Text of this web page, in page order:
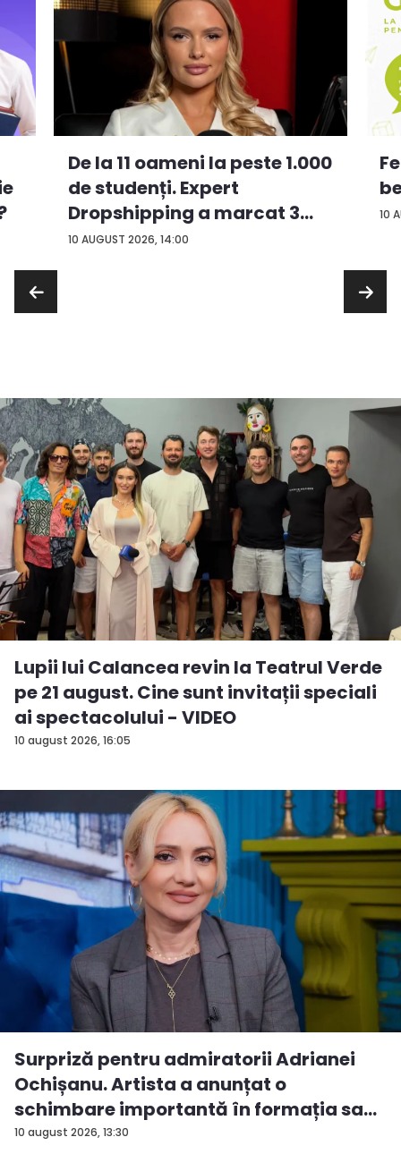
10 AUGUST 2026, 14:00
De la 11 oameni la peste 1.000
de studenți. Expert
Dropshipping a marcat 3
an...
10
10 august 2026, 16:05
Lupii lui Calancea revin la Teatrul Verde
pe 21 august. Cine sunt invitații speciali
ai spectacolului - VIDEO
10 august 2026, 13:30
Surpriză pentru admiratorii Adrianei
Ochișanu. Artista a anunțat o
schimbare importantă în formația sa...